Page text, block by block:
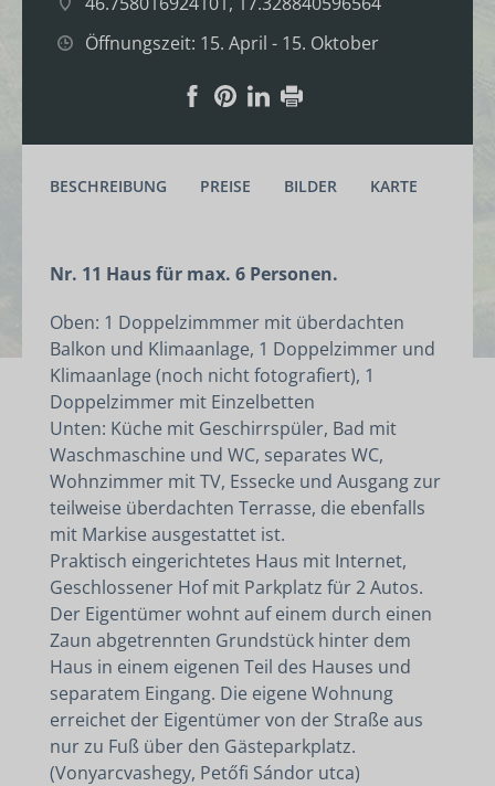
Öffnungszeit: 15. April - 15. Oktober
BESCHREIBUNG PREISE BILDER KARTE
Nr. 11 Haus für max. 6 Personen.
Oben: 1 Doppelzimmmer mit überdachten
Balkon und Klimaanlage, 1 Doppelzimmer und
Klimaanlage (noch nicht fotografiert), 1
Doppelzimmer mit Einzelbetten
Unten: Küche mit Geschirrspüler, Bad mit
Waschmaschine und WC, separates WC,
Wohnzimmer mit TV, Essecke und Ausgang zur
teilweise überdachten Terrasse, die ebenfalls
mit Markise ausgestattet ist.
Praktisch eingerichtetes Haus mit Internet,
Geschlossener Hof mit Parkplatz für 2 Autos.
Der Eigentümer wohnt auf einem durch einen
Zaun abgetrennten Grundstück hinter dem
Haus in einem eigenen Teil des Hauses und
separatem Eingang. Die eigene Wohnung
erreichet der Eigentümer von der Straße aus
nur zu Fuß über den Gästeparkplatz.
(Vonyarcvashegy, Petőfi Sándor utca)